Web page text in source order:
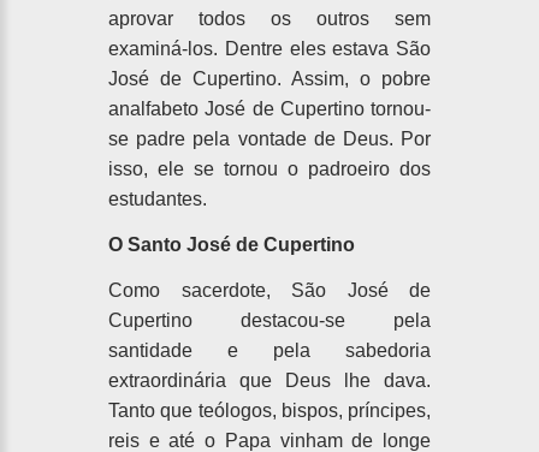
aprovar todos os outros sem
examiná-los. Dentre eles estava São
José de Cupertino. Assim, o pobre
analfabeto José de Cupertino tornou-
se padre pela vontade de Deus. Por
isso, ele se tornou o padroeiro dos
estudantes.
O Santo José de Cupertino
Como sacerdote, São José de
Cupertino destacou-se pela
santidade e pela sabedoria
extraordinária que Deus lhe dava.
Tanto que teólogos, bispos, príncipes,
reis e até o Papa vinham de longe